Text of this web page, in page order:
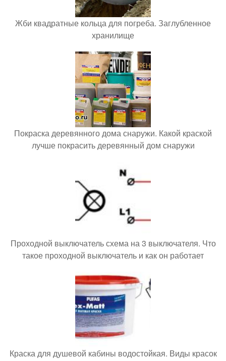
Жби квадратные кольца для погреба. Заглубленное
хранилище
Покраска деревянного дома снаружи. Какой краской
лучше покрасить деревянный дом снаружи
Проходной выключатель схема на 3 выключателя. Что
такое проходной выключатель и как он работает
Краска для душевой кабины водостойкая. Виды красок